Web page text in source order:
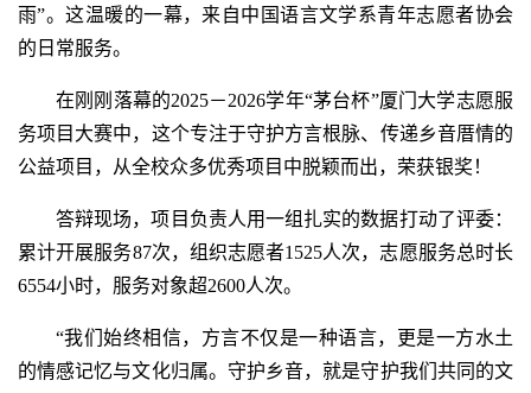
雨”。这温暖的一幕，来自中国语言文学系青年志愿者协会
的日常服务。
在刚刚落幕的2025－2026学年“茅台杯”厦门大学志愿服
务项目大赛中，这个专注于守护方言根脉、传递乡音厝情的
公益项目，从全校众多优秀项目中脱颖而出，荣获银奖！
答辩现场，项目负责人用一组扎实的数据打动了评委：
累计开展服务87次，组织志愿者1525人次，志愿服务总时长
6554小时，服务对象超2600人次。
“我们始终相信，方言不仅是一种语言，更是一方水土
的情感记忆与文化归属。守护乡音，就是守护我们共同的文